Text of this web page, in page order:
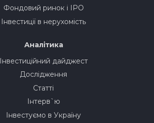
Фондовий ринок і IPO
Інвестиції в нерухомість
Аналітика
Інвестиційний дайджест
Дослідження
Статті
Інтерв`ю
Інвестуємо в Україну